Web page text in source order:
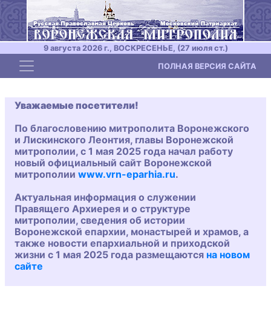
9 августа 2026 г., ВОСКРЕСЕНЬЕ, (27 июля ст.)
Toggle navigation ПОЛНАЯ ВЕРСИЯ САЙТА
Уважаемые посетители!
По благословению митрополита Воронежского
и Лискинского Леонтия, главы Воронежской
митрополии, с 1 мая 2025 года начал работу
новый официальный сайт Воронежской
митрополии www.vrn-eparhia.ru.
Актуальная информация о служении
Правящего Архиерея и о структуре
митрополии, сведения об истории
Воронежской епархии, монастырей и храмов, а
также новости епархиальной и приходской
жизни с 1 мая 2025 года размещаются на новом
сайте